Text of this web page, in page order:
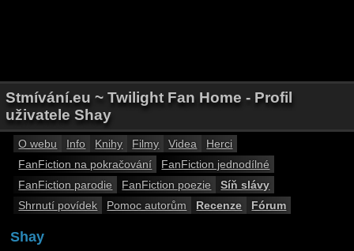
Stmívání.eu ~ Twilight Fan Home - Profil
uživatele Shay
O webu Info Knihy Filmy Videa
Herci
FanFiction na pokračování
FanFiction jednodílné
FanFiction parodie
FanFiction poezie
Síň slávy
Shrnutí povídek
Pomoc autorům Recenze Fórum
Shay